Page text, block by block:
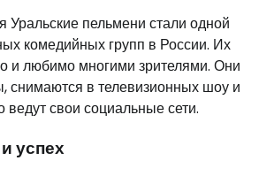
пельмени стали одной
комедийных групп в России. Их
и любимо многими зрителями. Они
снимаются в телевизионных шоу и
ведут свои социальные сети.
успех